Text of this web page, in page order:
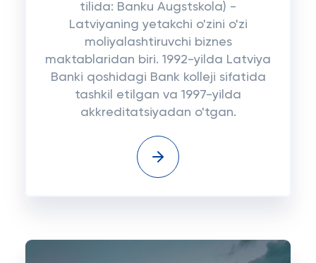
tilida: Banku Augstskola) -
Latviyaning yetakchi o'zini o'zi
moliyalashtiruvchi biznes
maktablaridan biri. 1992-yilda Latviya
Banki qoshidagi Bank kolleji sifatida
tashkil etilgan va 1997-yilda
akkreditatsiyadan o'tgan.